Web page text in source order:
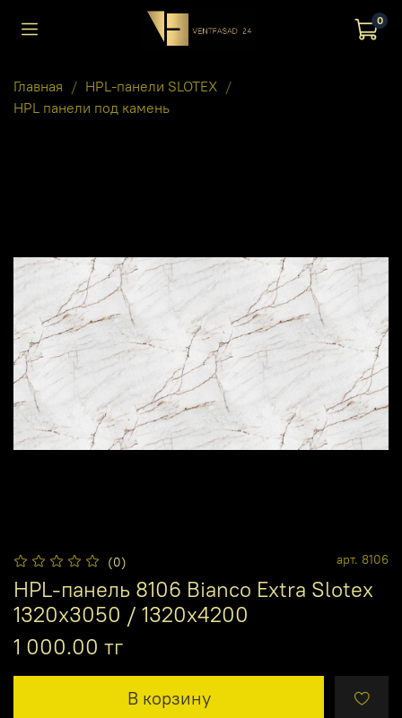
0
Главная
HPL-панели SLOTEX
HPL панели под камень
(0) арт. 8106
HPL-панель 8106 Bianco Extra Slotex
1320х3050 / 1320х4200
1 000.00 тг
В корзину